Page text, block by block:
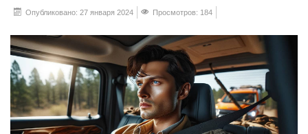
Опубликовано: 27 января 2024 Просмотров: 184